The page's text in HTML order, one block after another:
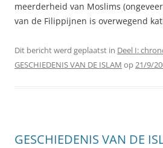
meerderheid van Moslims
van de Filippijnen is overwegend
Dit bericht werd geplaatst in Deel I:
GESCHIEDENIS VAN DE ISLAM op21/9/
GESCHIEDENIS VAN DE